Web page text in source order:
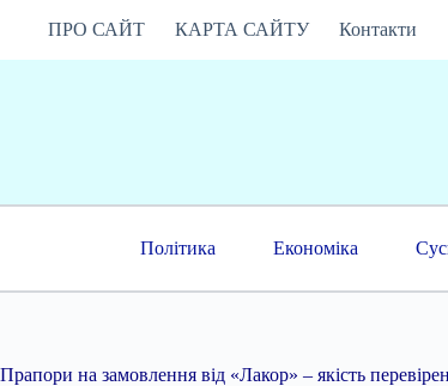
ПРО САЙТ КАРТА САЙТУ Контакти
Політика Економіка
Прапори на замовлення від «Лакор» – якість